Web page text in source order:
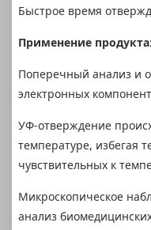
Быстрое время
Применение продукта:
Поперечный анализ и
электронных
УФ-отверждение
температуре, избегая
чувствительных к
Микроскопическое
анализ